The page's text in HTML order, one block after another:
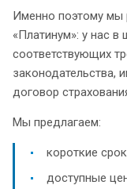
Именно поэтому мы
«Платинум»: у нас
соответствующих
договор
Мы предлагаем:
короткие
доступные